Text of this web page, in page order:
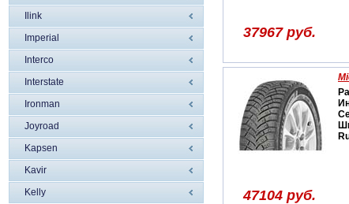
Ilink
Imperial
Interco
Interstate
Ironman
Joyroad
Kapsen
Kavir
Kelly
37967 руб.
47104 руб.